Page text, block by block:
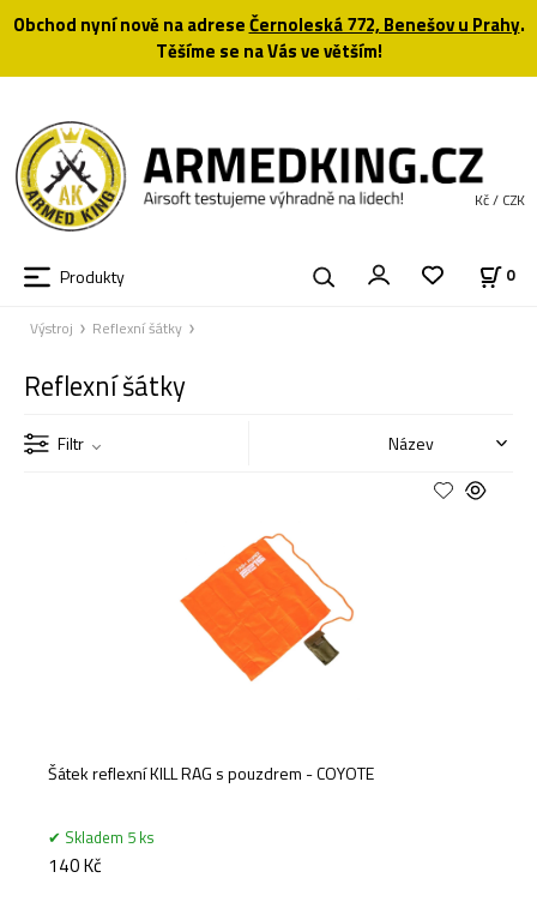
Obchod nyní nově na adreseČernoleská 772, Benešov u Prahy.
Těšíme se na Vás ve větším!
Produkty 0
Kč / CZK
Výstroj Reflexní šátky
Reflexní šátky
Filtr
Šátek reflexní KILL RAG s pouzdrem - COYOTE
Skladem 5 ks
140 Kč